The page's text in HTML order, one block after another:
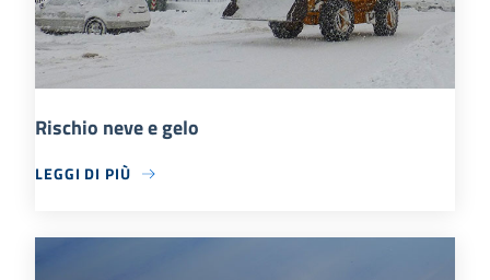
Rischio neve e gelo
LEGGI DI PIÙ